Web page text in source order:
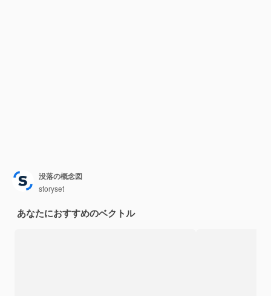
没落の概念図
storyset
あなたにおすすめのベクトル